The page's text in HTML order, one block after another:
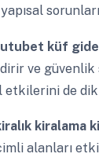
küf
ve
etkilerini de
kiralama
alanları